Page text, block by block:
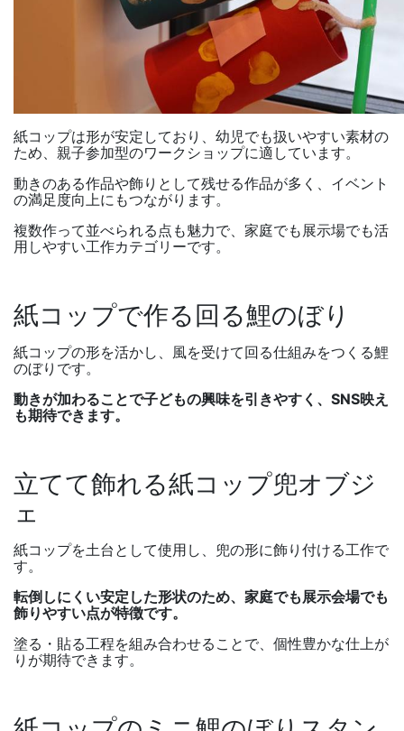
紙コップは形が安定しており、幼児でも扱いやすい素材の
ため、親子参加型のワークショップに適しています。
動きのある作品や飾りとして残せる作品が多く、イベント
の満足度向上にもつながります。
複数作って並べられる点も魅力で、家庭でも展示場でも活
用しやすい工作カテゴリーです。
紙コップで作る回る鯉のぼり
紙コップの形を活かし、風を受けて回る仕組みをつくる鯉
のぼりです。
動きが加わることで子どもの興味を引きやすく、 SNS映え
も期待できます。
立てて飾れる紙コップ兜オブジ
ェ
紙コップを土台として使用し、兜の形に飾り付ける工作で
す。
転倒しにくい安定した形状のため、家庭でも展示会場でも
飾りやすい点が特徴です。
塗る・貼る工程を組み合わせることで、個性豊かな仕上が
りが期待できます。